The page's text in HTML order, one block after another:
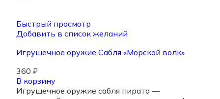
Быстрый просмотр
Добавить в список желаний
Игрушечное оружие Сабля «Морской волк»
360 ₽
В корзину
Игрушечное оружие сабля пирата —